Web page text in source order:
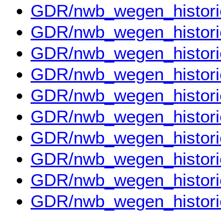
GDR/
GDR/
GDR/
GDR/
GDR/
GDR/
GDR/
GDR/
GDR/
GDR/